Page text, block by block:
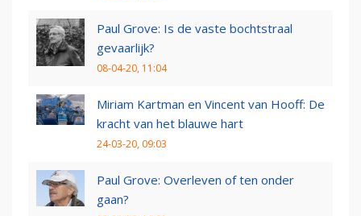
Paul Grove: Is de vaste bochtstraal
gevaarlijk?
08-04-20, 11:04
Miriam Kartman en Vincent van Hooff: De
kracht van het blauwe hart
24-03-20, 09:03
Paul Grove: Overleven of ten onder
gaan?